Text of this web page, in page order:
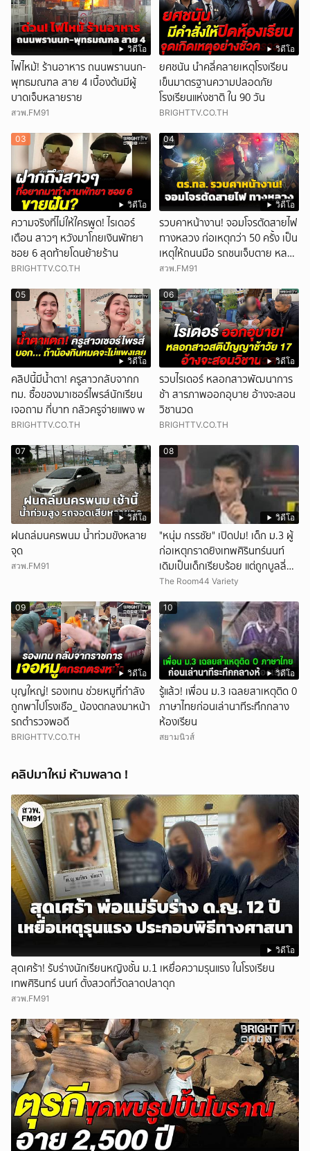
วิดีโอ
ไฟไหม้! ร้านอาหาร ถนนพรานนก-
พุทธมณฑล สาย 4 เบื้องต้นมีผู้
บาดเจ็บหลายราย
สวพ.FM91
วิดีโอ
ยศชนัน นำคลี่คลายเหตุโรงเรียน
เข็นมาตรฐานความปลอดภัย
โรงเรียนแห่งชาติ ใน 90 วัน
BRIGHTTV.CO.TH
วิดีโอ
03
ความจริงที่ไม่ให้ใครพูด! ไรเดอร์
เตือน สาวๆ หวังมาโกยเงินพัทยา
ซอย 6 สุดท้ายโดนย้ายร้าน
BRIGHTTV.CO.TH
วิดีโอ
04
รวบคาหน้างาน! จอมโจรตัดสายไฟ
ทางหลวง ก่อเหตุกว่า 50 ครั้ง เป็น
เหตุให้ถนนมือ รถชนเจ็บตาย หลาย
สิบราย เสียหายราว 10 ล้าน
สวพ.FM91
วิดีโอ
05
คลิปนี้มีน้ำตา! ครูสาวกลับจากก
ทม. ซื้อของมาเซอร์ไพรส์นักเรียน
เจอถาม กี่บาท กลัวครูจ่ายแพง w
BRIGHTTV.CO.TH
วิดีโอ
06
รวบไรเดอร์ หลอกสาวพัฒนาการ
ช้า สารภาพออกอุบาย อ้างจะสอน
วิชานวด
BRIGHTTV.CO.TH
วิดีโอ
07
ฝนถล่มนครพนม น้ำท่วมขังหลาย
จุด
สวพ.FM91
วิดีโอ
08
"หนุ่ม กรรชัย" เปิดปม! เด็ก ม.3 ผู้
ก่อเหตุกราดยิงเทพศิรินทร์นนท์
เดิมเป็นเด็กเรียบร้อย แต่ถูกบูลลี่
หนัก คาดแรงกดดันสะสมกลายเป็น
The Room44 Variety
วิดีโอ
09
บุญใหญ่! รองเทน ช่วยหมูที่กำลัง
ถูกพาไปโรงเชือ_ น้องตกลงมาหน้า
รถตำรวจพอดี
BRIGHTTV.CO.TH
วิดีโอ
10
รู้แล้ว! เพื่อน ม.3 เฉลยสาเหตุติด 0
ภาษาไทยก่อนเล่านาทีระทึกกลาง
ห้องเรียน
สยามนิวส์
คลิปมาใหม่ ห้ามพลาด !
วิดีโอ
สุดเศร้า! รับร่างนักเรียนหญิงชั้น ม.1 เหยื่อความรุนแรง ในโรงเรียน
เทพศิรินทร์ นนท์ ตั้งสวดที่วัดลาดปลาดุก
สวพ.FM91